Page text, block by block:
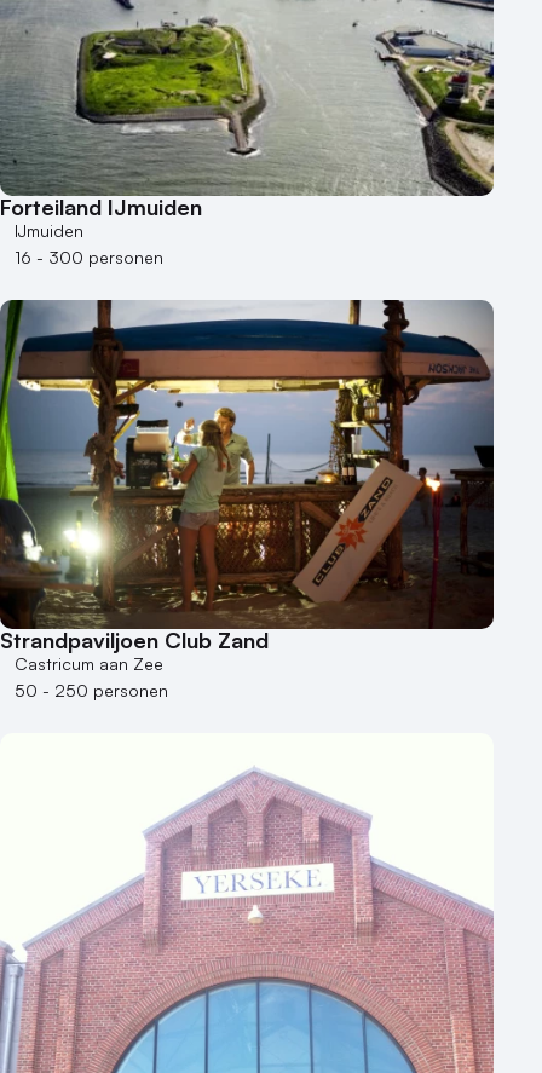
Forteiland IJmuiden
IJmuiden
16 - 300 personen
Strandpaviljoen Club Zand
Castricum aan Zee
50 - 250 personen